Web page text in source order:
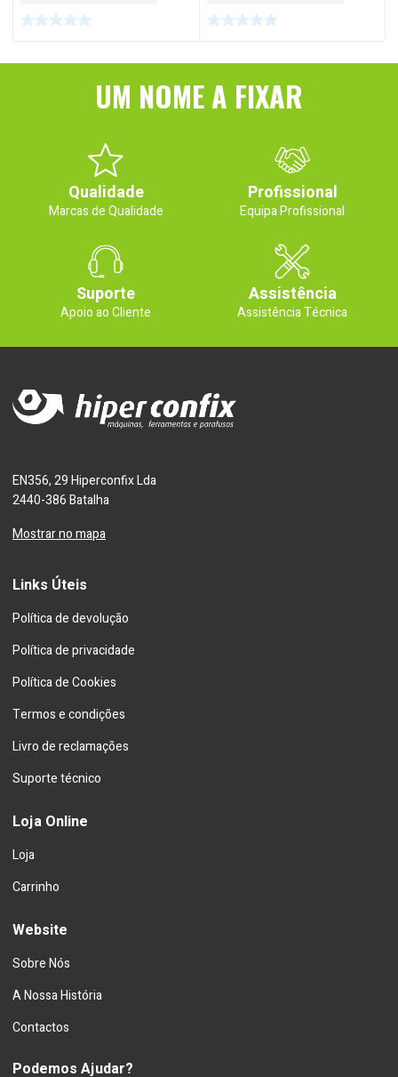
UM NOME A FIXAR
Qualidade
Marcas de Qualidade
Profissional
Equipa Profissional
Suporte
Apoio ao Cliente
Assistência
Assistência Técnica
EN356, 29 Hiperconfix Lda
2440-386 Batalha
Mostrar no mapa
Links Úteis
Política de devolução
Política de privacidade
Política de Cookies
Termos e condições
Livro de reclamações
Suporte técnico
Loja Online
Loja
Carrinho
Website
Sobre Nós
A Nossa História
Contactos
Podemos Ajudar?